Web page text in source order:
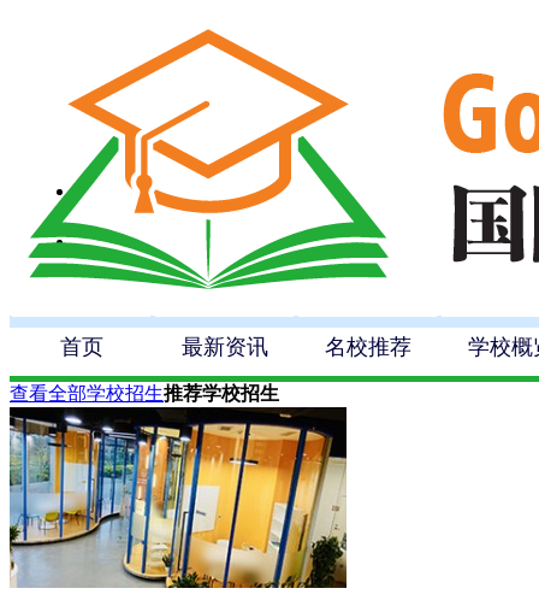
首页 最新资讯 名校推荐 学校概
查看全部学校招生推荐学校招生